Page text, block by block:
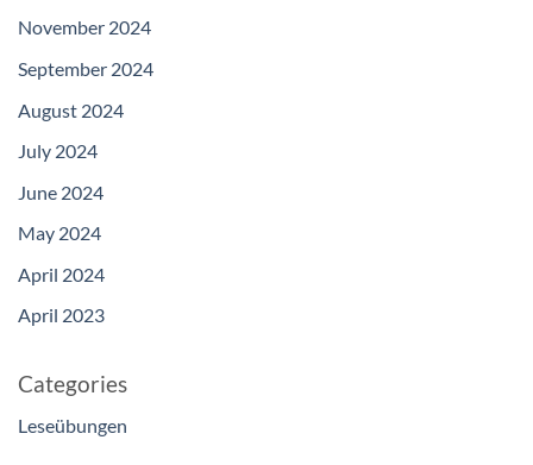
November 2024
September 2024
August 2024
July 2024
June 2024
May 2024
April 2024
April 2023
Categories
Leseübungen